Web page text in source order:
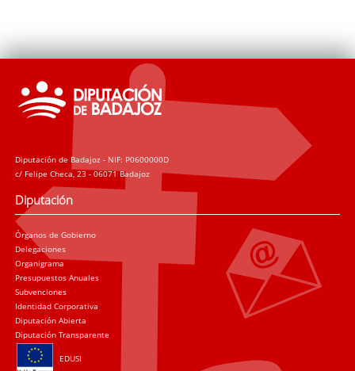
Diputación de Badajoz - NIF: P0600000D
c/ Felipe Checa, 23 - 06071 Badajoz
Diputación
Órganos de Gobierno
Delegaciones
Organigrama
Presupuestos Anuales
Subvenciones
Identidad Corporativa
Diputación Abierta
Diputación Transparente
EDUSI